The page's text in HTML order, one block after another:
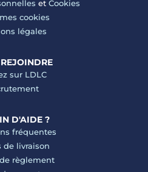
et Cookies
cookies
légales
sur LDLC
D'AIDE ?
fréquentes
de livraison
règlement